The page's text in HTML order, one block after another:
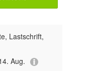
Lastschrift,
Aug.